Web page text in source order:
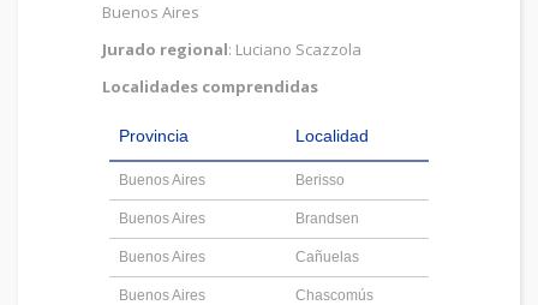
Buenos Aires
Jurado regional: Luciano Scazzola
Localidades comprendidas
Provincia Localidad
Buenos Aires Berisso
Buenos Aires Brandsen
Buenos Aires Cañuelas
Buenos Aires Chascomús